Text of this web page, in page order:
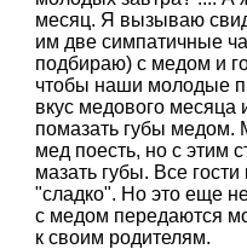
месяц. Я вызываю
им две симпатичные
подбираю) с медом и
чтобы наши молодые
вкус медового месяца
помазать губы медом.
мед поесть, но с этим
мазать губы. Все гости
"сладко". Но это еще
с медом передаются
к своим родителям.